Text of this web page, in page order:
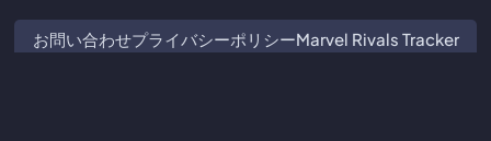
お問い合わせプライバシーポリシーMarvel Rivals Tracker